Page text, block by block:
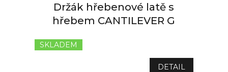
Držák hřebenové latě s
hřebem CANTILEVER G
SKLADEM
DETAIL